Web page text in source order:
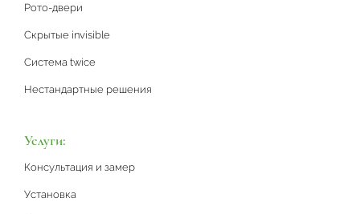
Рото-двери
Скрытые invisible
Система twice
Нестандартные решения
Услуги:
Консультация и замер
Установка